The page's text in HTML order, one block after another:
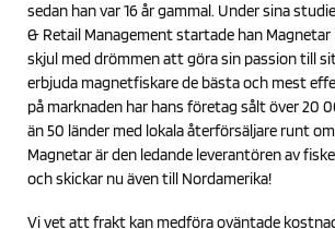
sedan han var 16 år gammal. Under sina
& Retail Management startade han Magnetar
skjul med drömmen att göra sin passion till
erbjuda magnetfiskare de bästa och mest
på marknaden har hans företag sålt över 20
än 50 länder med lokala återförsäljare runt
Magnetar är den ledande leverantören av
och skickar nu även till Nordamerika!
Vi vet att frakt kan medföra oväntade